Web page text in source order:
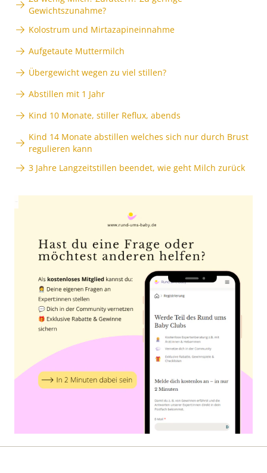
Gewichtszunahme?
Kolostrum und Mirtazapineinnahme
Aufgetaute Muttermilch
Übergewicht wegen zu viel stillen?
Abstillen mit 1 Jahr
Kind 10 Monate, stiller Reflux, abends
Kind 14 Monate abstillen welches sich nur durch Brust
regulieren kann
3 Jahre Langzeitstillen beendet, wie geht Milch zurück